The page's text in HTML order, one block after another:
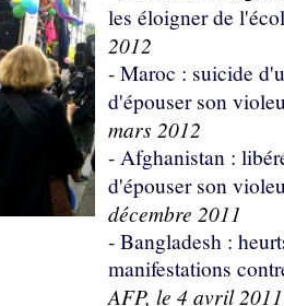
les éloigner de
2012
- Maroc : suicide
d'épouser son
mars 2012
- Afghanistan :
d'épouser son
décembre 2011
- Bangladesh :
manifestations
AFP, le 4 avril 2011